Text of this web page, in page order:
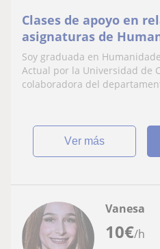
Clases de apoyo en
asignaturas de
Soy graduada en
Actual por la Universidad de
colaboradora del
ver más
10€/h
Vanesa